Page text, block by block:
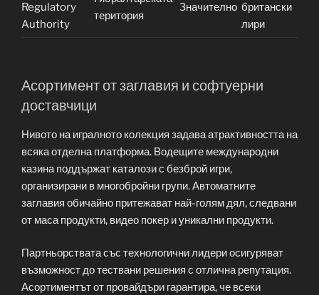
Regulatory
Authority
територия
Значително британски
лири
Асортимент от заглавия и софтуерни
доставчици
Нивото на игралното колекция задава атрактивността на
всяка отделна платформа. Водещите международни
казина поддържат каталози с безброй игри,
организирани в многобройни групи. Автоматните
заглавия обичайно притежават най-голям дял, следвани
от маса продукти, видео покер и уникални продукти.
Партньорствата със технологични лидери осигуряват
възможност до тествани решения с отлична репутация.
Асортиментът от провайдъри гарантира, че всеки